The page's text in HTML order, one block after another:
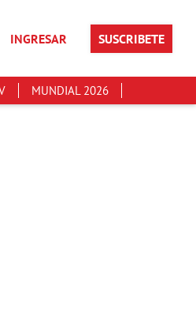
INGRESAR SUSCRIBETE
MUNDIAL 2026